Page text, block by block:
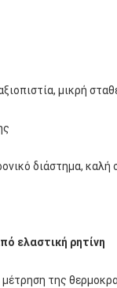
μικρή
διάστημα, καλή
ελαστική ρητίνη
της